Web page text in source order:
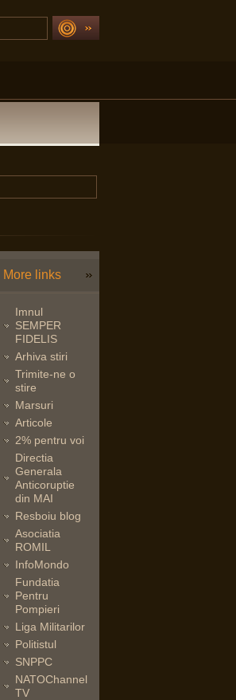
More links
Imnul
SEMPER
FIDELIS
Arhiva stiri
Trimite-ne o
stire
Marsuri
Articole
2% pentru voi
Directia
Generala
Anticoruptie
din MAI
Resboiu blog
Asociatia
ROMIL
InfoMondo
Fundatia
Pentru
Pompieri
Liga Militarilor
Politistul
SNPPC
NATOChannel
TV